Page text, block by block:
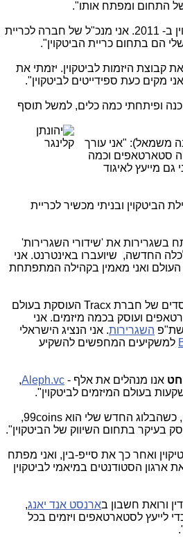
התחום ומפתח אותו".
: "נחשפתי לביטקוין ב- 2011. אני מנכ"ל של חברה לכריית
הם בתחום כריית הביטקוין".
קבוצת היזמות לביטקוין. יזמתי את
מקים כעת ספידייטים לביטקוין".
ופיתחתי כמה כלים, למשל תוסף
משמאל): "אני עורך
סטארטאפים וכמה
גם מייעץ לאיגוד
הביטקוין ובניתי מכשיר לכריית
בשגרירות את 'שידורי השגרירות'
החדשה, שיועברו באינטרנט. אני
העולם ואני מאמין בקהילה המתפתחת
: "אני אחד מהמייסדים של חברת Tracx העוסקת בעולם
ועוסק בכמה מיזמים. אני
השגרירות. אני הנציג הישראלי
למשקיעים המחפשים להשקיע
אנו מנהלים את אלף -Aleph.vc
,
בעולם המיזמים לביטקוין".
: "יזמתי בלוגים, כשהבלוג החדש שלי הוא 99coins,
בעיקר בתחום השיווק של הביטקוין".
ואחר כך את סייפ-בין, ואני מפתח
ארגון הסטודנטים במיאמי לביטקוין
ורואת חשבון בארנסט אנד יאנג,
לייעץ לסטארטאפים ויזמים בכל